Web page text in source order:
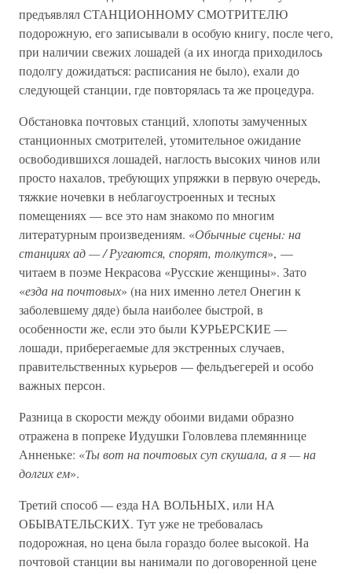
предъявлял СТАНЦИОННОМУ СМОТРИТЕЛЮ
подорожную, его записывали в особую книгу, после чего,
при наличии свежих лошадей (а их иногда приходилось
подолгу дожидаться: расписания не было), ехали до
следующей станции, где повторялась та же процедура.
Обстановка почтовых станций, хлопоты замученных
станционных смотрителей, утомительное ожидание
освободившихся лошадей, наглость высоких чинов или
просто нахалов, требующих упряжки в первую очередь,
тяжкие ночевки в неблагоустроенных и тесных
помещениях — все это нам знакомо по многим
литературным произведениям. «Обычные сцены: на
станциях ад — / Ругаются, спорят, толкутся», —
читаем в поэме Некрасова «Русские женщины». Зато
«езда на почтовых» (на них именно летел Онегин к
заболевшему дяде) была наиболее быстрой, в
особенности же, если это были КУРЬЕРСКИЕ —
лошади, приберегаемые для экстренных случаев,
правительственных курьеров — фельдъегерей и особо
важных персон.
Разница в скорости между обоими видами образно
отражена в попреке Иудушки Головлева племяннице
Анненьке: «Ты вот на почтовых суп скушала, а я — на
долгих ем».
Третий способ — езда НА ВОЛЬНЫХ, или НА
ОБЫВАТЕЛЬСКИХ. Тут уже не требовалась
подорожная, но цена была гораздо более высокой. На
почтовой станции вы нанимали по договоренной цене